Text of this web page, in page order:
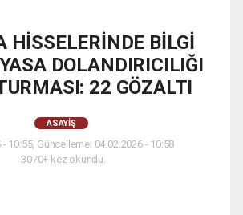
HİSSELERİNDE BİLGİ
DOLANDIRICILIĞI
22 GÖZALTI
ASAYIŞ
- 10:55, Güncelleme: 04.02.2026 - 10:58
3070+ kez okundu.